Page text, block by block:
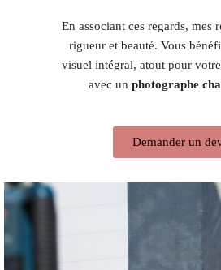
En associant ces regards, mes
rigueur et beauté. Vous
visuel intégral, atout pour
avec un photographe
Demander un